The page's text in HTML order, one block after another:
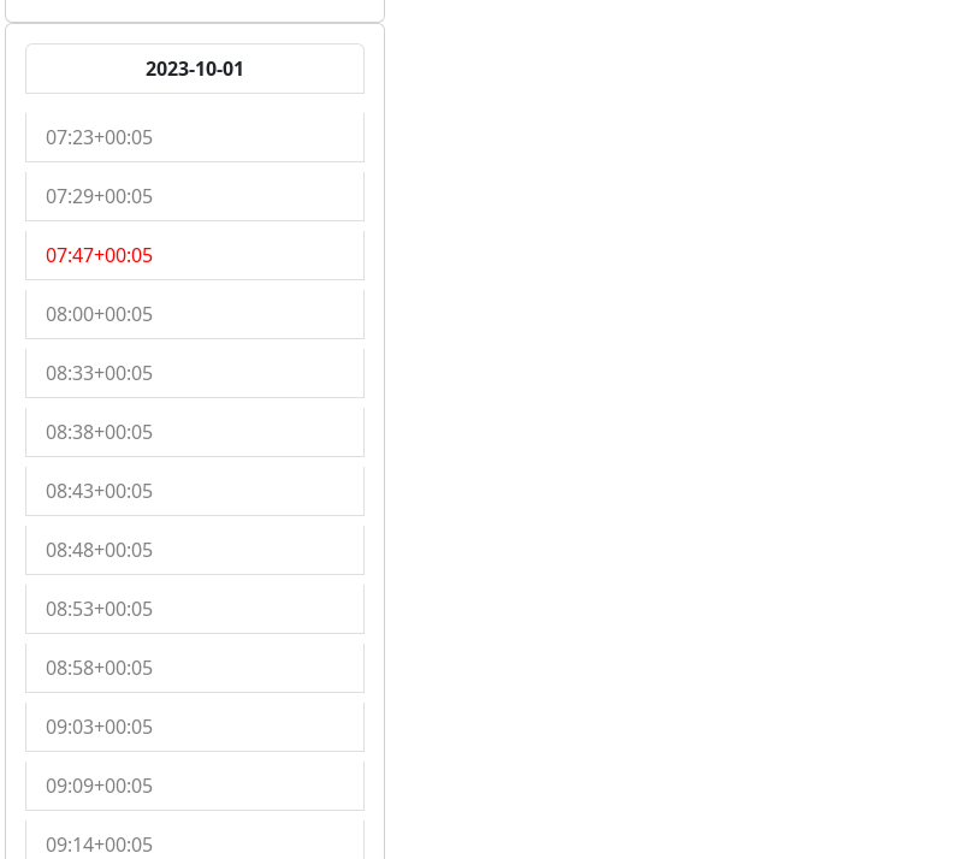
2023-10-01
07:23+00:05
07:29+00:05
07:47+00:05
08:00+00:05
08:33+00:05
08:38+00:05
08:43+00:05
08:48+00:05
08:53+00:05
08:58+00:05
09:03+00:05
09:09+00:05
09:14+00:05